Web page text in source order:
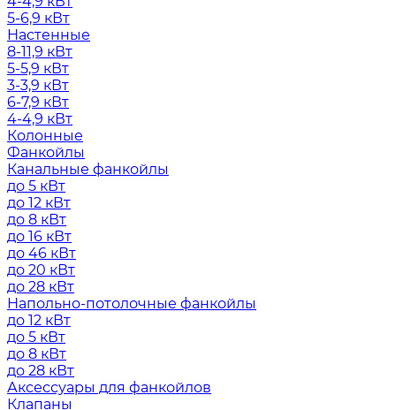
5-6,9 кВт
Настенные
8-11,9 кВт
5-5,9 кВт
3-3,9 кВт
6-7,9 кВт
4-4,9 кВт
Колонные
Фанкойлы
Канальные фанкойлы
до 5 кВт
до 12 кВт
до 8 кВт
до 16 кВт
до 46 кВт
до 20 кВт
до 28 кВт
Напольно-потолочные фанкойлы
до 12 кВт
до 5 кВт
до 8 кВт
до 28 кВт
Аксессуары для фанкойлов
Клапаны